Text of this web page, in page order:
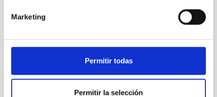
Marketing
Permitir todas
Permitir la selección